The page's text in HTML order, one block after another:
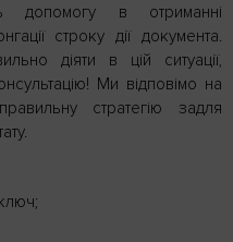
допомогу в отриманні
строку дії документа.
діяти в цій ситуації,
Ми відповімо на
стратегію задля